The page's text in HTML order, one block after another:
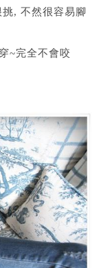
, 不然很容易腳
~完全不會咬